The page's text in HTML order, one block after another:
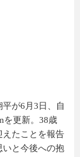
が6月3日、自
を更新。38歳
えたことを報告
いと今後への抱